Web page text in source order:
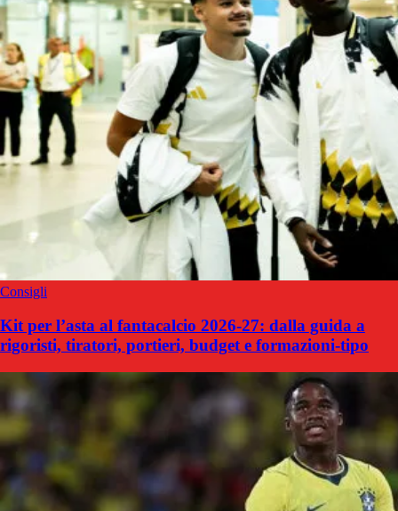
Consigli
Kit per l’asta al fantacalcio 2026-27: dalla guida a
rigoristi, tiratori, portieri, budget e formazioni-tipo